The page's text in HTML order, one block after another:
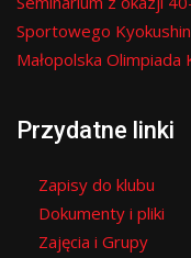
Sportowego
Małopolska
Przydatne linki
Zapisy do klubu
Dokumenty i pliki
Zajęcia i Grupy